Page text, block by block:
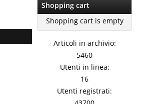
Shopping cart
Shopping cart is empty
Articoli in archivio:
5460
Utenti in linea:
16
Utenti registrati: